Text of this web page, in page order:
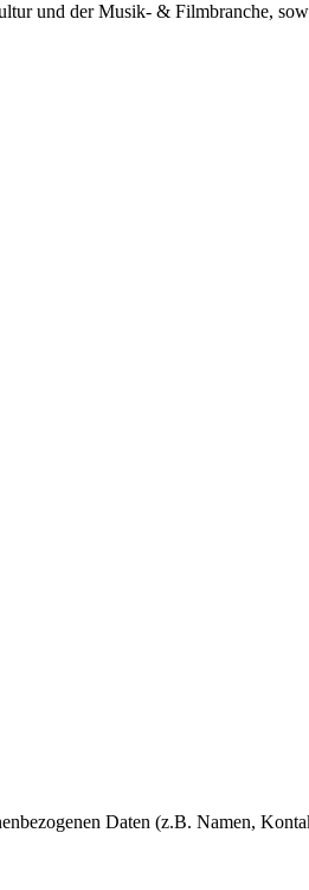
und der Musik- & Filmbranche,
Daten (z.B. Namen,